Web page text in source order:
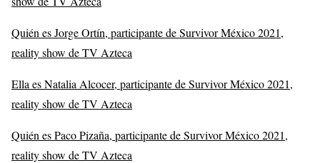
Quién es Jorge Ortín, participante de Survivor México 2021,
reality show de TV Azteca
Ella es Natalia Alcocer, participante de Survivor México 2021,
reality show de TV Azteca
Quién es Paco Pizaña, participante de Survivor México 2021,
reality show de TV Azteca